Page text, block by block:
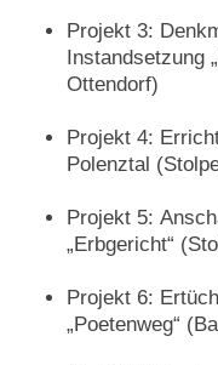
Projekt 3:
Instandsetzung
Ottendorf)
Projekt 4:
Polenztal
Projekt 5:
„Erbgericht“
Projekt 6:
„Poetenweg“